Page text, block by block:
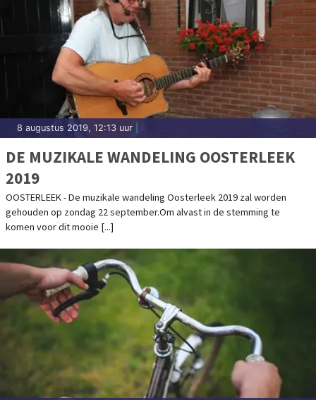
8 augustus 2019, 12:13 uur
DE MUZIKALE WANDELING OOSTERLEEK
2019
OOSTERLEEK - De muzikale wandeling Oosterleek 2019 zal worden
gehouden op zondag 22 september.Om alvast in de stemming te
komen voor dit mooie [...]